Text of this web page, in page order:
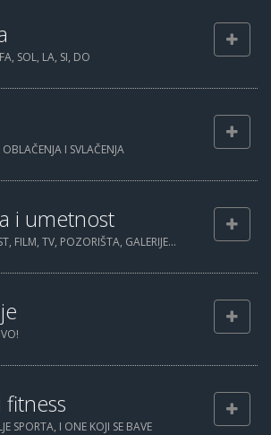
SOL, LA, SI, DO
I SVLAČENJA
i umetnost
FILM, TV, POZORIŠTA, GALERIJE...
fitness
SPORTA, I ONE KOJI SE BAVE